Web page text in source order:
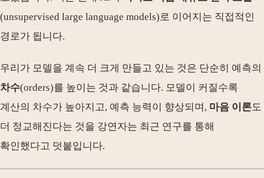
(unsupervised large language models)로 이어지는 직접적인
경로가 됩니다.
우리가 모델을 계속 더 크게 만들고 있는 것은 단순히 예측의
차수(orders)를 높이는 것과 같습니다. 모델이 커질수록
계산의 차수가 높아지고, 예측 능력이 향상되며, 마음 이론도
더 정교해진다는 것을 강연자는 최근 연구를 통해
확인했다고 덧붙입니다.